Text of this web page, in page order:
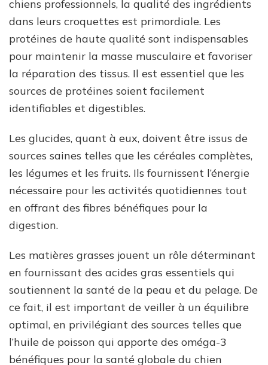
chiens professionnels, la qualité des ingrédients
dans leurs croquettes est primordiale. Les
protéines de haute qualité sont indispensables
pour maintenir la masse musculaire et favoriser
la réparation des tissus. Il est essentiel que les
sources de protéines soient facilement
identifiables et digestibles.
Les glucides, quant à eux, doivent être issus de
sources saines telles que les céréales complètes,
les légumes et les fruits. Ils fournissent l’énergie
nécessaire pour les activités quotidiennes tout
en offrant des fibres bénéfiques pour la
digestion.
Les matières grasses jouent un rôle déterminant
en fournissant des acides gras essentiels qui
soutiennent la santé de la peau et du pelage. De
ce fait, il est important de veiller à un équilibre
optimal, en privilégiant des sources telles que
l’huile de poisson qui apporte des oméga-3
bénéfiques pour la santé globale du chien